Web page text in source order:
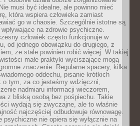
musi być idealne, ale powinno mieć
która wspiera człowieka zamiast
go w chaosie. Szczególnie istotne są
na zdrowie psychiczne.
człowiek często funkcjonuje w
od jednego obowiązku do drugiego, z
że stale powinien robić więcej. W takiej
małe praktyki wyciszające mogą
znaczenie. Regularne spacery, kilka
oddechu, pisanie krótkich
o tym, za co jesteśmy wdzięczni,
nadmiaru informacji wieczorem,
z bliską osobą bez pośpiechu. Takie
wydają się zwyczajne, ale to właśnie
najczęściej odbudowuje równowagę.
psychiczne nie opiera się wyłącznie na